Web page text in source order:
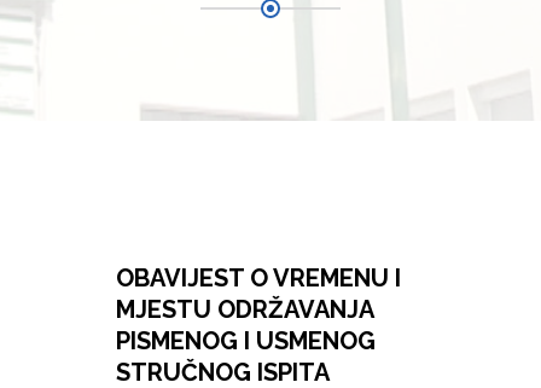
OBAVIJEST O VREMENU I
MJESTU ODRŽAVANJA
PISMENOG I USMENOG
STRUČNOG ISPITA